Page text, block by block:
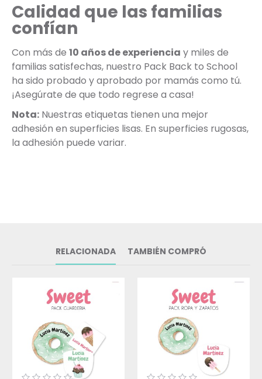
Calidad que las familias
confían
Con más de 10 años de experiencia y miles de
familias satisfechas, nuestro Pack Back to School
ha sido probado y aprobado por mamás como tú.
¡Asegúrate de que todo regrese a casa!
Nota: Nuestras etiquetas tienen una mejor
adhesión en superficies lisas. En superficies rugosas,
la adhesión puede variar.
RELACIONADA TAMBIÉN COMPRÓ